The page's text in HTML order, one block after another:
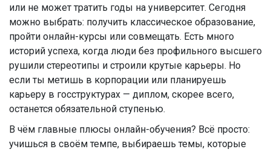
или не может тратить годы на университет. Сегодня
можно выбрать: получить классическое образование,
пройти онлайн-курсы или совмещать. Есть много
историй успеха, когда люди без профильного высшего
рушили стереотипы и строили крутые карьеры. Но
если ты метишь в корпорации или планируешь
карьеру в госструктурах — диплом, скорее всего,
останется обязательной ступенью.
В чём главные плюсы онлайн-обучения? Всё просто:
учишься в своём темпе, выбираешь темы, которые